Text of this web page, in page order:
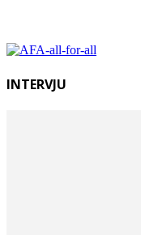
INTERVJU